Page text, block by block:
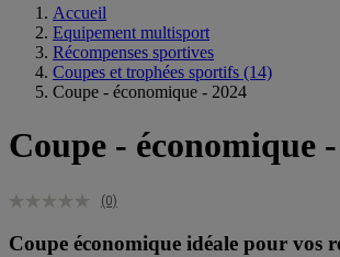
Accueil
Equipement multisport
Récompenses sportives
Coupes et trophées sportifs (14)
Coupe - économique - 2024
Coupe - économique
(0)
Coupe économique idéale pour vos